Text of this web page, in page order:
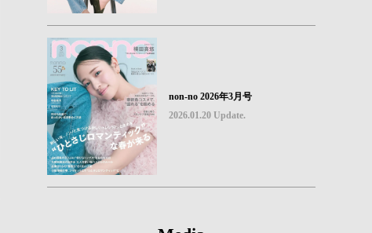
non-no 2026年3月号
2026.01.20 Update.